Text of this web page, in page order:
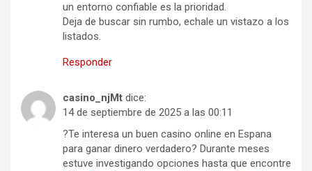
un entorno confiable es la prioridad.
Deja de buscar sin rumbo, echale un vistazo a los
listados.
Responder
casino_njMt dice:
14 de septiembre de 2025 a las 00:11
?Te interesa un buen casino online en Espana
para ganar dinero verdadero? Durante meses
estuve investigando opciones hasta que encontre